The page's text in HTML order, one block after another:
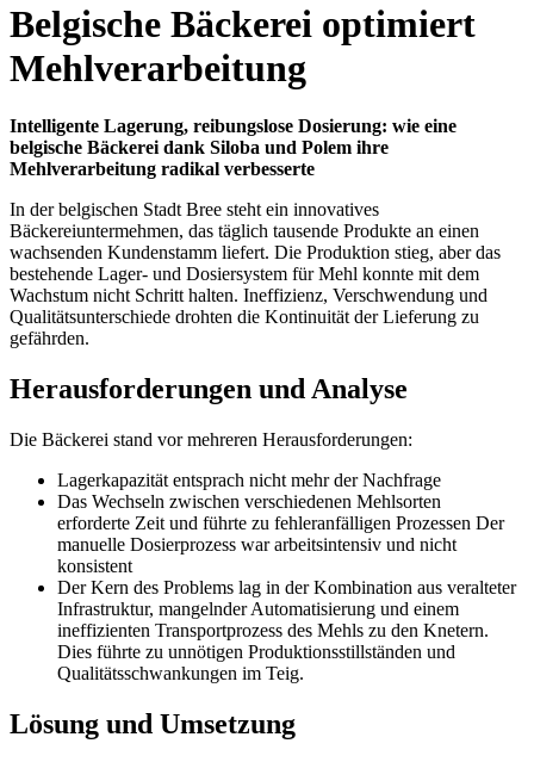
Belgische Bäckerei optimiert
Mehlverarbeitung
Intelligente Lagerung, reibungslose Dosierung: wie eine
belgische Bäckerei dank Siloba und Polem ihre
Mehlverarbeitung radikal verbesserte
In der belgischen Stadt Bree steht ein innovatives
Bäckereiuntermehmen, das täglich tausende Produkte an einen
wachsenden Kundenstamm liefert. Die Produktion stieg, aber das
bestehende Lager- und Dosiersystem für Mehl konnte mit dem
Wachstum nicht Schritt halten. Ineffizienz, Verschwendung und
Qualitätsunterschiede drohten die Kontinuität der Lieferung zu
gefährden.
Herausforderungen und Analyse
Die Bäckerei stand vor mehreren Herausforderungen:
Lagerkapazität entsprach nicht mehr der Nachfrage
Das Wechseln zwischen verschiedenen Mehlsorten
erforderte Zeit und führte zu fehleranfälligen Prozessen Der
manuelle Dosierprozess war arbeitsintensiv und nicht
konsistent
Der Kern des Problems lag in der Kombination aus veralteter
Infrastruktur, mangelnder Automatisierung und einem
ineffizienten Transportprozess des Mehls zu den Knetern.
Dies führte zu unnötigen Produktionsstillständen und
Qualitätsschwankungen im Teig.
Lösung und Umsetzung